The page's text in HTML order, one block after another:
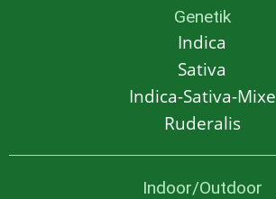
Genetik
Indica
Sativa
Indica-Sativa-Mixe
Ruderalis
Indoor/Outdoor